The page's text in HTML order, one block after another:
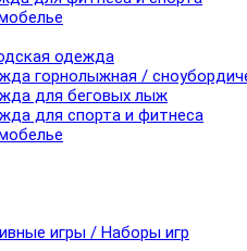
одежда
горнолыжная /
для беговых лыж
для спорта и фитнеса
игры / Наборы игр